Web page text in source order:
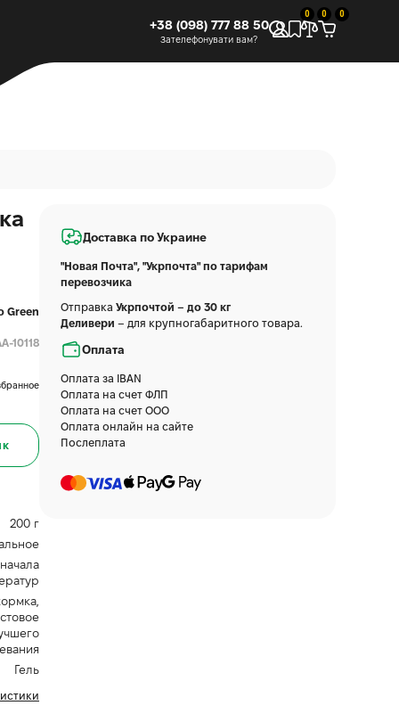
+38 (098) 777 88 50
Зателефонувати вам?
0 0 0
Green
10118
200 г
Гель
Доставка по Украине
"Новая Почта", "Укрпочта" по тарифам
перевозчика
Отправка Укрпочтой – до 30 кг
Деливери – для крупногабаритного товара.
Оплата
Оплата за IBAN
Оплата на счет ФЛП
Оплата на счет ООО
Оплата онлайн на сайте
Послеплата